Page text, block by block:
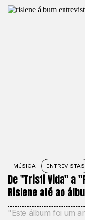
MÚSICA ENTREVISTAS
De "Tristi Vida" a
Rislene até ao
"Este álbum foi um